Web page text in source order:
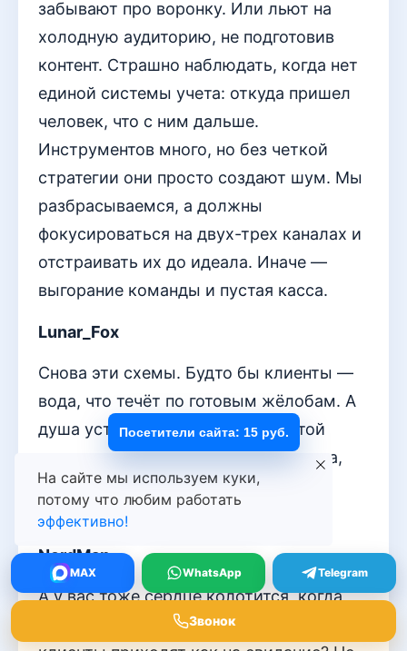
забывают про воронку. Или льют на
холодную аудиторию, не подготовив
контент. Страшно наблюдать, когда нет
единой системы учета: откуда пришел
человек, что с ним дальше.
Инструментов много, но без четкой
стратегии они просто создают шум. Мы
разбрасываемся, а должны
фокусироваться на двух-трех каналах и
отстраивать их до идеала. Иначе —
выгорание команды и пустая касса.
Lunar_Fox
Снова эти схемы. Будто бы клиенты —
вода, что течёт по готовым жёлобам. А
душа устала от воронок. Где в этой
системе место для тихого разговора,
для взгляда? Всё рассчитано, кроме
человеческого.
NordMan
А у вас тоже сердце колотится, когда
находите «тот самый» канал, с которым
На сайте мы используем куки,
потому что любим работать
эффективно!
MAX WhatsApp Telegram
Звонок
Посетители сайта: 15 руб.